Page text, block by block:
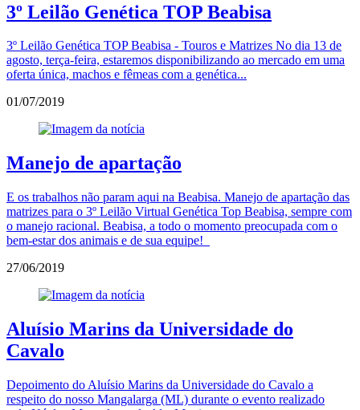
3º Leilão Genética TOP Beabisa
3º Leilão Genética TOP Beabisa - Touros e Matrizes No dia 13 de
agosto, terça-feira, estaremos disponibilizando ao mercado em uma
oferta única, machos e fêmeas com a genética...
01/07/2019
Manejo de apartação
E os trabalhos não param aqui na Beabisa. Manejo de apartação das
matrizes para o 3º Leilão Virtual Genética Top Beabisa, sempre com
o manejo racional. Beabisa, a todo o momento preocupada com o
bem-estar dos animais e de sua equipe!
27/06/2019
Aluísio Marins da Universidade do
Cavalo
Depoimento do Aluísio Marins da Universidade do Cavalo a
respeito do nosso Mangalarga (ML) durante o evento realizado